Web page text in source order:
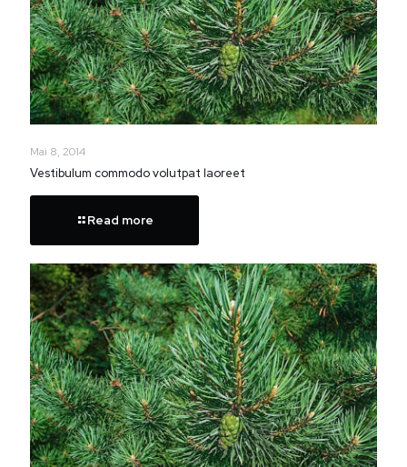
Mai 8, 2014
Vestibulum commodo volutpat laoreet
Read more